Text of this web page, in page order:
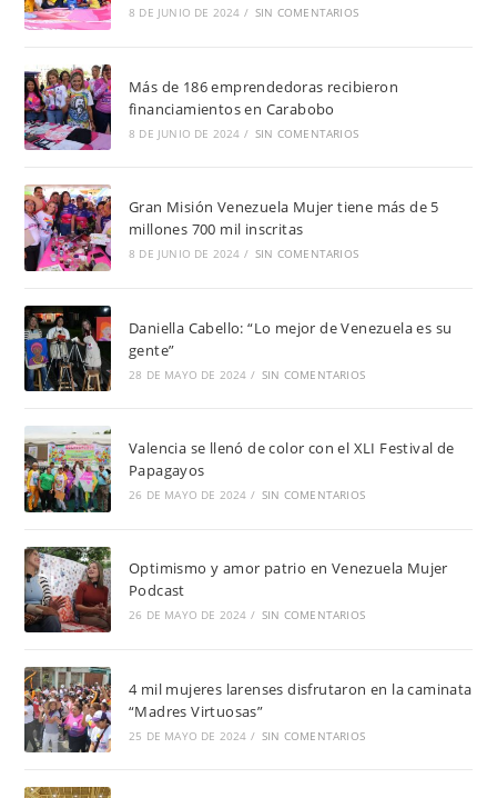
8 DE JUNIO DE 2024 / SIN COMENTARIOS
Más de 186 emprendedoras recibieron
financiamientos en Carabobo
8 DE JUNIO DE 2024 / SIN COMENTARIOS
Gran Misión Venezuela Mujer tiene más de 5
millones 700 mil inscritas
8 DE JUNIO DE 2024 / SIN COMENTARIOS
Daniella Cabello: “Lo mejor de Venezuela es su
gente”
28 DE MAYO DE 2024 / SIN COMENTARIOS
Valencia se llenó de color con el XLI Festival de
Papagayos
26 DE MAYO DE 2024 / SIN COMENTARIOS
Optimismo y amor patrio en Venezuela Mujer
Podcast
26 DE MAYO DE 2024 / SIN COMENTARIOS
4 mil mujeres larenses disfrutaron en la caminata
“Madres Virtuosas”
25 DE MAYO DE 2024 / SIN COMENTARIOS